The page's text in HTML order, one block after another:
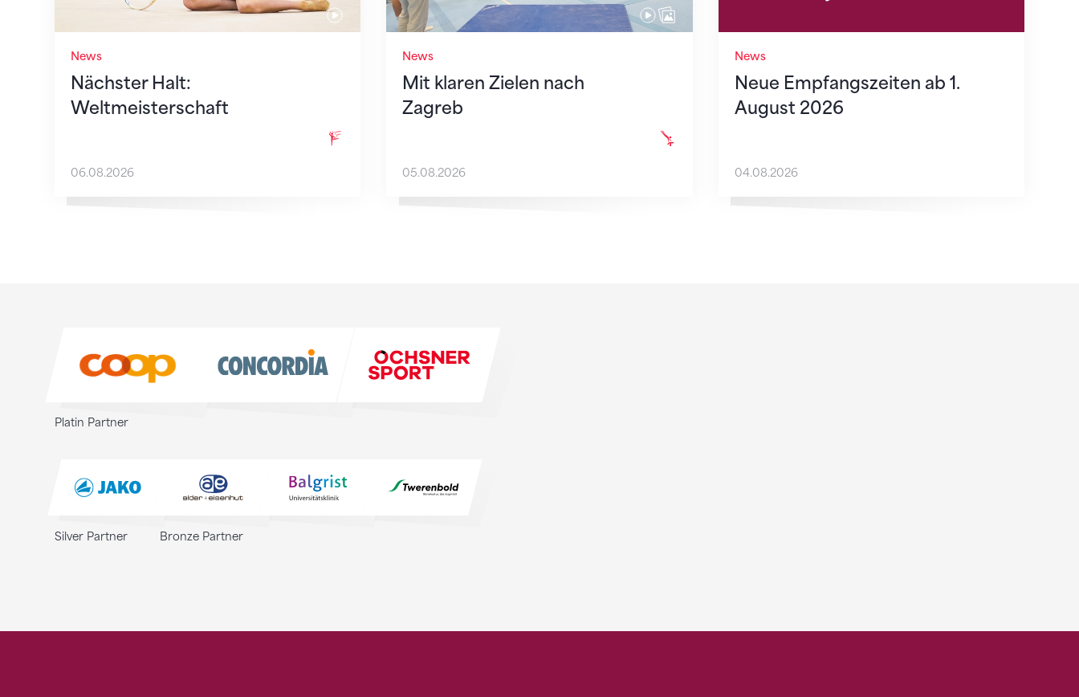
News
Nächster Halt:
Weltmeisterschaft
06.08.2026
News
Mit klaren Zielen nach
Zagreb
05.08.2026
News
Neue Empfangszeiten ab 1.
August 2026
04.08.2026
Platin Partner
Silver Partner Bronze Partner